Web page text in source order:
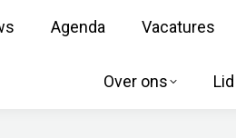
Agenda Vacatures
Over ons